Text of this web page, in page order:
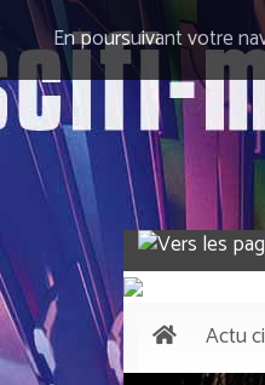
En poursuivant votre
Actu